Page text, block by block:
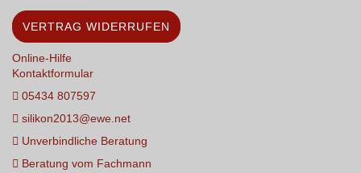
VERTRAG WIDERRUFEN
Online-Hilfe
Kontaktformular
05434 807597
silikon2013@ewe.net
Unverbindliche Beratung
Beratung vom Fachmann